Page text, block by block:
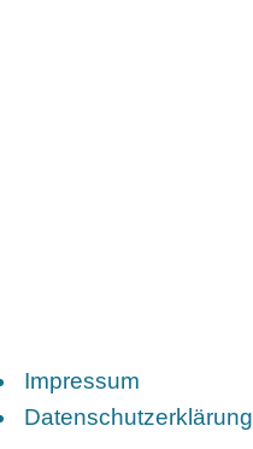
Impressum
Datenschutzerklärung